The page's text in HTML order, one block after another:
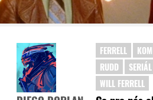
FERRELL
RUDD
SERIÁL
WILL FERRELL